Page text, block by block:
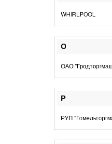
WHIRLPOOL
О
ОАО
Р
РУП